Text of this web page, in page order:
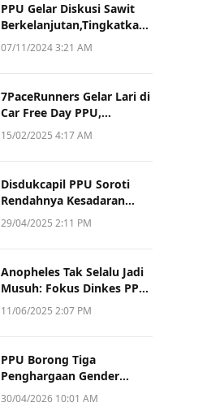
PPU Gelar Diskusi Sawit
Berkelanjutan,Tingkatkan
Daya Saing dan Kualitas
07/11/2024 3:21 AM
7PaceRunners Gelar Lari di
Car Free Day PPU,
Kampanye Gaya Hidup
15/02/2025 4:17 AM
Disdukcapil PPU Soroti
Rendahnya Kesadaran
Warga Soal Pelaporan
29/04/2025 2:11 PM
Anopheles Tak Selalu Jadi
Musuh: Fokus Dinkes PPU
Kini ke Penularan Aktif di
11/06/2025 2:07 PM
PPU Borong Tiga
Penghargaan Gender
Champion Kaltim 2026,
30/04/2026 10:01 AM